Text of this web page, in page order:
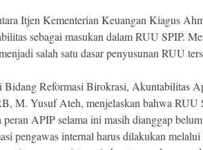
Itjen Kementerian Keuangan Kiagus
sebagai masukan dalam RUU SPIP.
salah satu dasar penyusunan RUU
Bidang Reformasi Birokrasi, Akuntabilitas
M. Yusuf Ateh, menjelaskan bahwa RUU
peran APIP selama ini masih dianggap
pengawas internal harus dilakukan